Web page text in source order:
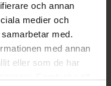
och annan
medier och
med.
med annan
eller som de har